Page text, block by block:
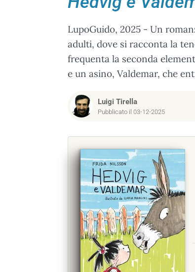
LupoGuido, 2025 - Un
adulti, dove si racconta la
frequenta la seconda
e un asino, Valdemar, che
Luigi Tirella
Pubblicato il 03-12-2025